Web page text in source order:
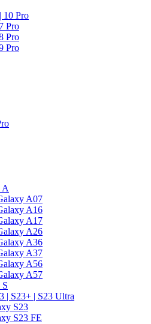
10 Pro
Pro
Pro
Pro
A
A07
A16
A17
A26
A36
A37
A56
A57
S
| S23+ | S23 Ultra
S23
S23 FE